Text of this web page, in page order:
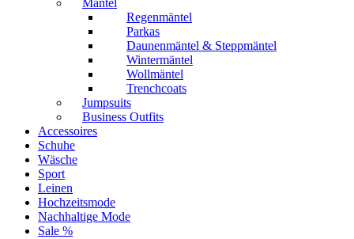
Mäntel
Regenmäntel
Parkas
Daunenmäntel & Steppmäntel
Wintermäntel
Wollmäntel
Trenchcoats
Jumpsuits
Business Outfits
Accessoires
Schuhe
Wäsche
Sport
Leinen
Hochzeitsmode
Nachhaltige Mode
Sale %